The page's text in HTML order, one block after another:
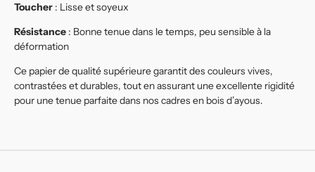
Toucher : Lisse et soyeux
Résistance : Bonne tenue dans le temps, peu sensible à la
déformation
Ce papier de qualité supérieure garantit des couleurs vives,
contrastées et durables, tout en assurant une excellente rigidité
pour une tenue parfaite dans nos cadres en bois d’ayous.